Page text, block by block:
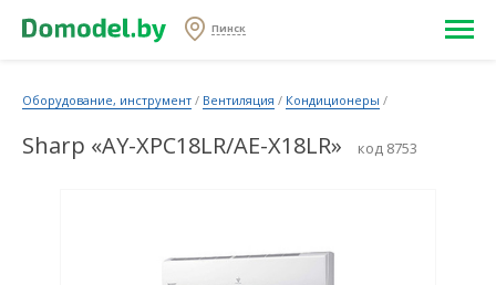
Пинск
Оборудование, инструмент / Вентиляция / Кондиционеры /
Sharp «AY-XPC18LR/AE-X18LR» код 8753